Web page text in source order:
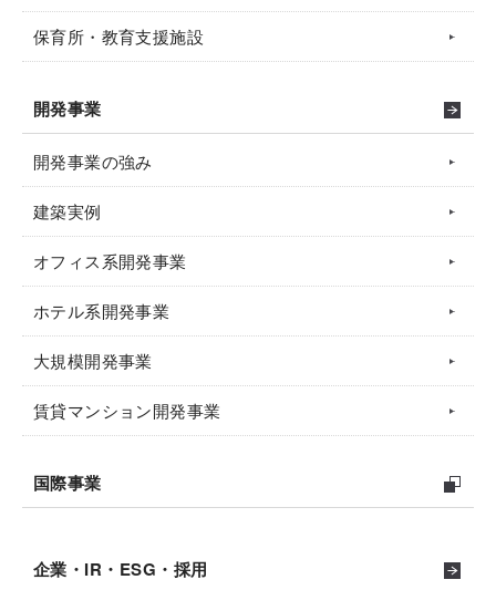
保育所・教育支援施設
開発事業
開発事業の強み
建築実例
オフィス系開発事業
ホテル系開発事業
大規模開発事業
賃貸マンション開発事業
国際事業
企業・IR・ESG・採用